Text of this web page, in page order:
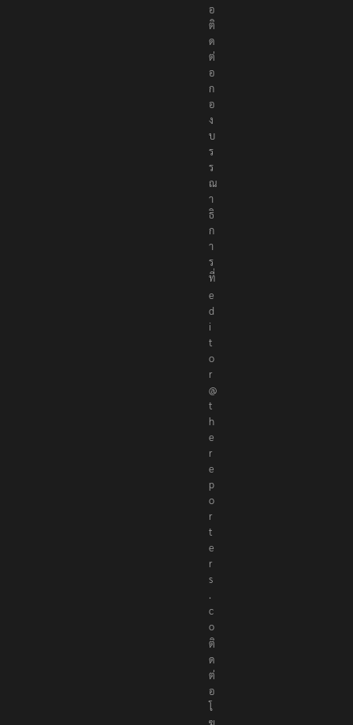
อ
ติ
ด
ต่
อ
ก
อ
ง
บ
ร
ร
ณ
า
ธิ
ก
า
ร
ที่
e
d
i
t
o
r
@
t
h
e
r
e
p
o
r
t
e
r
s
.
c
o
ติ
ด
ต่
อ
โ